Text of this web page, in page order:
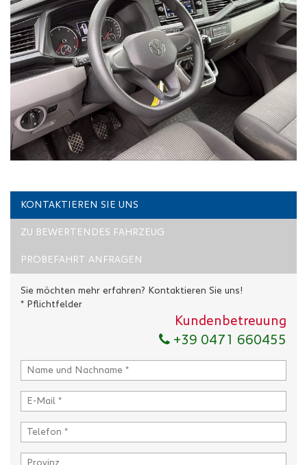
KONTAKTIEREN SIE UNS
ZU BEWERTENDES FAHRZEUG
PROBEFAHRT ANFRAGEN
Sie möchten mehr erfahren? Kontaktieren Sie uns!
* Pflichtfelder
Kundenbetreuung
+39 0471 660455